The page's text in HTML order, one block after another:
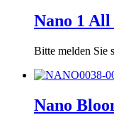
Nano 1
Bitte melden Sie
Nano